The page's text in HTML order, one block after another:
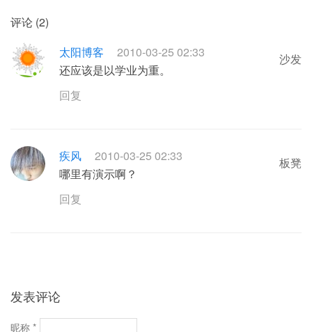
评论 (2)
沙发
太阳博客
2010-03-25 02:33
还应该是以学业为重。
回复
板凳
疾风
2010-03-25 02:33
哪里有演示啊？
回复
发表评论
昵称 *